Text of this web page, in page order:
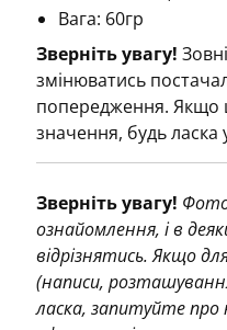
Вага: 60гр
Зверніть увагу!
змінюватись
попередження. Якщо
значення, будь
Зверніть увагу!
ознайомлення, і в
відрізнятись. Якщо
(написи,
ласка, запитуйте про